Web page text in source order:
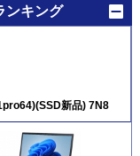
ンキング
新品) 7N8